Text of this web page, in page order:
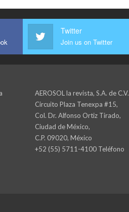
Twitter
Join us on Twitter
AEROSOL la revista, S.A. de C.V.
Circuito Plaza Tenexpa #15,
Col. Dr. Alfonso Ortiz Tirado,
Ciudad de México,
C.P. 09020, México
+52 (55) 5711-4100 Teléfono